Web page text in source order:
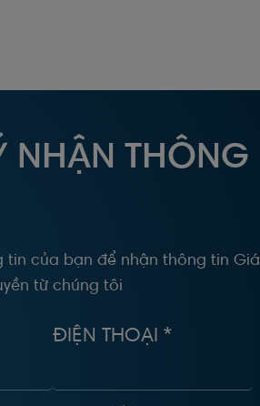
NHẬN THÔNG
tin của bạn để nhận thông tin Giá
từ chúng tôi
ĐIỆN THOẠI *